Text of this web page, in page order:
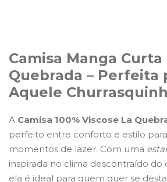
Camisa Manga Curta
Quebrada – Perfeita
Aquele
A Camisa 100% Viscose La
perfeito entre conforto e estilo
momentos de lazer. Com uma
inspirada no clima descontraído do
ela é ideal para quem quer se